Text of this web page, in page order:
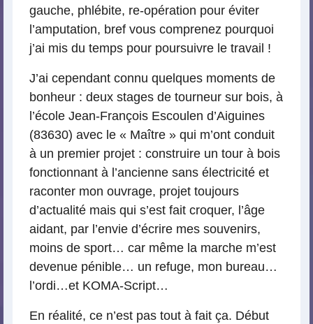
gauche, phlébite, re-opération pour éviter
l’amputation, bref vous comprenez pourquoi
j’ai mis du temps pour poursuivre le travail !
J’ai cependant connu quelques moments de
bonheur : deux stages de tourneur sur bois, à
l’école Jean-François Escoulen d’Aiguines
(83630) avec le « Maître » qui m’ont conduit
à un premier projet : construire un tour à bois
fonctionnant à l’ancienne sans électricité et
raconter mon ouvrage, projet toujours
d’actualité mais qui s’est fait croquer, l’âge
aidant, par l’envie d’écrire mes souvenirs,
moins de sport… car même la marche m’est
devenue pénible… un refuge, mon bureau…
l’ordi…et KOMA-Script…
En réalité, ce n’est pas tout à fait ça. Début